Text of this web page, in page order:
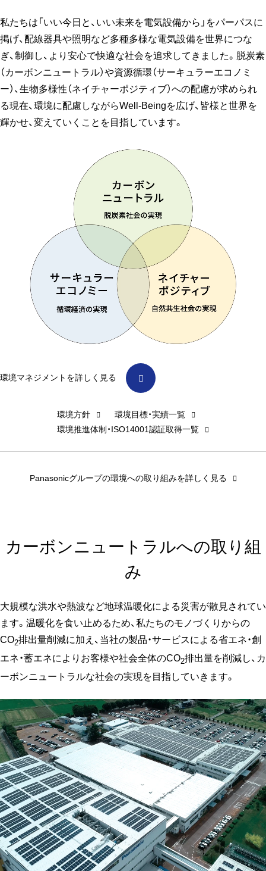
私たちは「いい今日と、いい未来を電気設備から」をパーパスに
掲げ、配線器具や照明など多種多様な電気設備を世界につな
ぎ、制御し、より安心で快適な社会を追求してきました。脱炭素
（カーボンニュートラル）や資源循環（サーキュラーエコノミ
ー）、生物多様性（ネイチャーポジティブ）への配慮が求められ
る現在、環境に配慮しながらWell-Beingを広げ、皆様と世界を
輝かせ、変えていくことを目指しています。
環境マネジメントを詳しく見る
環境方針
環境目標・実績一覧
環境推進体制・ISO14001認証取得一覧
Panasonicグループの環境への取り組みを詳しく見る
カーボンニュートラルへの取り組
み
大規模な洪水や熱波など地球温暖化による災害が散見されてい
ます。温暖化を食い止めるため、私たちのモノづくりからの
CO2排出量削減に加え、当社の製品・サービスによる省エネ・創
エネ・蓄エネによりお客様や社会全体のCO2排出量を削減し、カ
ーボンニュートラルな社会の実現を目指していきます。